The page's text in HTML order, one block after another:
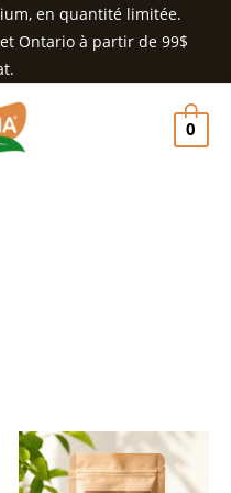
en quantité limitée.
Ontario à partir de 99$
0
Plage
de
prix :
Ce
produit